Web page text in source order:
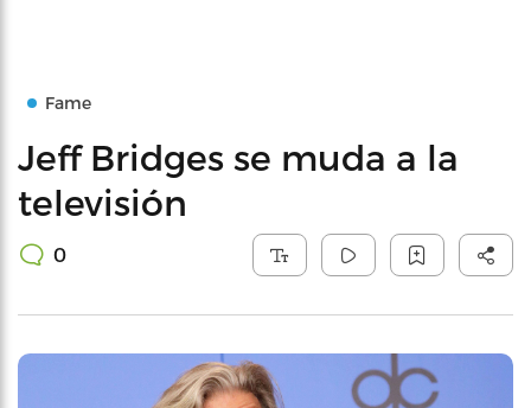
Fame
Jeff Bridges se muda a la
televisión
0